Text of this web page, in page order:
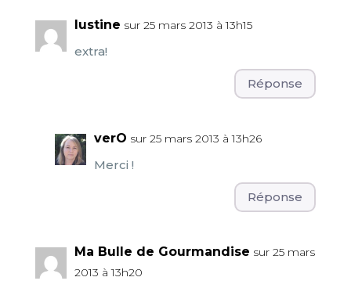
lustine sur 25 mars 2013 à 13h15
extra!
Réponse
verO sur 25 mars 2013 à 13h26
Merci !
Réponse
Ma Bulle de Gourmandise sur 25 mars
2013 à 13h20